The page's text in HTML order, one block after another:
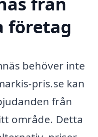
företag
behöver inte
pris.se kan
från
område. Detta